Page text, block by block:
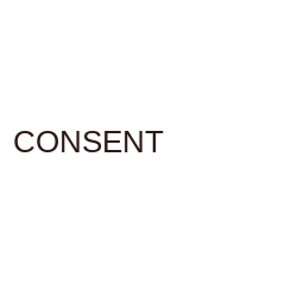
CONSENT